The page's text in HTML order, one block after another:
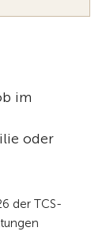
im
oder
der TCS-